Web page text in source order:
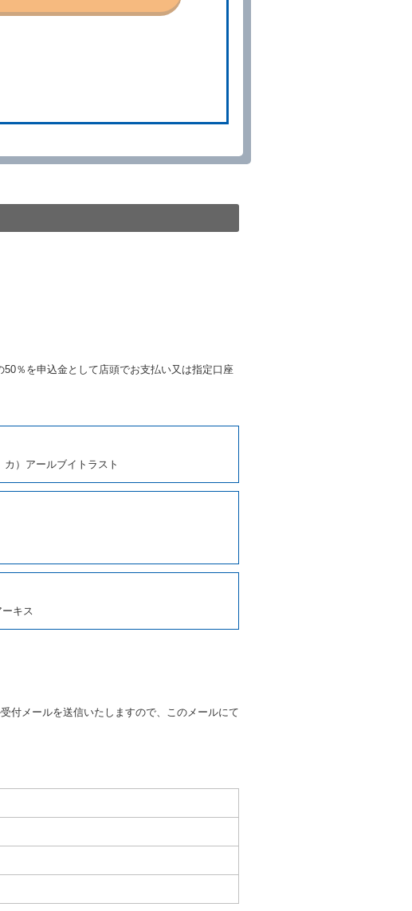
約（以下「貸渡契約」といいます。）締
社は、この予約取消手数料の支払いがあ
受領済の予約申込金を返還するものとし
とします。
約と異なる車種クラスのレンタカー（以
くなるときは、予約した車種クラスの貸
カーの車種クラスの貸渡料金によるもの
のとします。
は第４条第４項の予約の取消しとして取
には第４条第５項の予約の取消しとして
及び第５条に定める場合を除き、相互に
第１項若しくは第２項各号のいずれかに
ものとします。
貸渡証に運転者の氏名、住所、運転免
め、貸渡契約の締結にあたり、借受人に
か、その写しの提出を求めることがあり
」（自旅第138号 平成7年6月13日）の
きる書類の提示を求め、及び提出された
を求め、又はその他の支払方法を指定す
を取消すことができるものとします。
ものとします。
せず、もしくは当社が求めたにもかか
られるとき。
き。
に属している者であると認められると
％を申込金として店頭でお支払い又は指定口座
）アールブイトラスト
キス
付メールを送信いたしますので、このメールにて